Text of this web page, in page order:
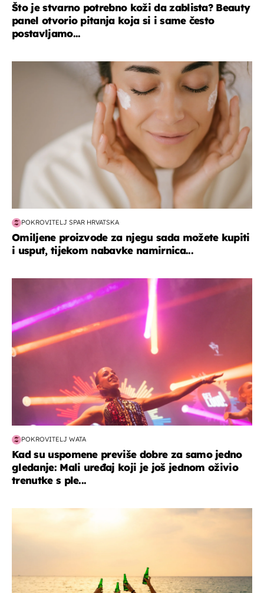
Što je stvarno potrebno koži da zablista? Beauty
panel otvorio pitanja koja si i same često
postavljamo...
moda & ljepota
POKROVITELJ SPAR HRVATSKA
Omiljene proizvode za njegu sada možete kupiti
i usput, tijekom nabavke namirnica...
POKROVITELJ WATA
Kad su uspomene previše dobre za samo jedno
gledanje: Mali uređaj koji je još jednom oživio
trenutke s ple...